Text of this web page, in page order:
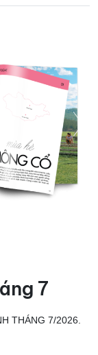
7
THÁNG 7/2026.